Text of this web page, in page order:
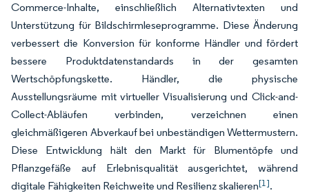
Commerce-Inhalte, einschließlich Alternativtexten und
Unterstützung für Bildschirmleseprogramme. Diese Änderung
verbessert die Konversion für konforme Händler und fördert
bessere Produktdatenstandards in der gesamten
Wertschöpfungskette. Händler, die physische
Ausstellungsräume mit virtueller Visualisierung und Click-and-
Collect-Abläufen verbinden, verzeichnen einen
gleichmäßigeren Abverkauf bei unbeständigen Wettermustern.
Diese Entwicklung hält den Markt für Blumentöpfe und
Pflanzgefäße auf Erlebnisqualität ausgerichtet, während
digitale Fähigkeiten Reichweite und Resilienz skalieren[1].